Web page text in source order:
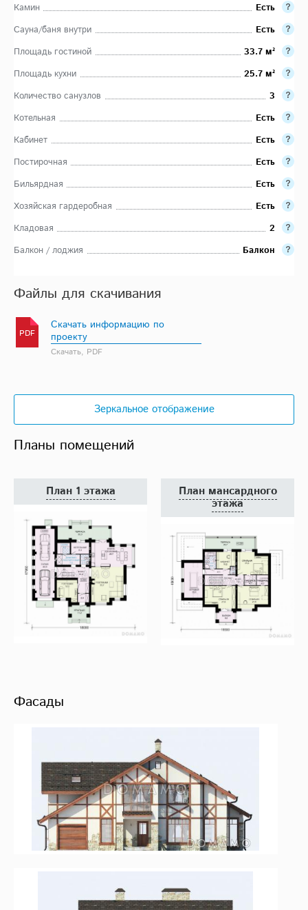
Камин
Есть
Сауна/баня внутри
Есть
Площадь гостиной
33.7 м²
Площадь кухни
25.7 м²
Количество санузлов
3
Котельная
Есть
Кабинет
Есть
Постирочная
Есть
Бильярдная
Есть
Хозяйская гардеробная
Есть
Кладовая
2
Балкон / лоджия
Балкон
Файлы для скачивания
PDF
Скачать информацию по
проекту
Скачать, PDF
Планы помещений
Зеркальное отображение
План 1 этажа План мансардного
этажа
Фасады